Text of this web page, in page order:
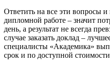
Ответить на все эти вопросы
дипломной работе – значит
день, а результат не всегда
случае заказать доклад –
специалисты «Академика»
срок и по доступной